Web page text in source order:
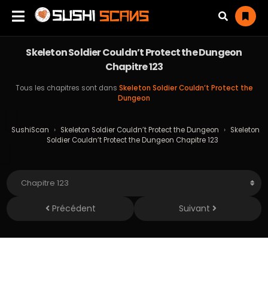
Skeleton Soldier Couldn’t Protect the Dungeon
Chapitre 123
Tous les chapitres sont dans Skeleton Soldier Couldn’t Protect the
Dungeon
SushiScan › Skeleton Soldier Couldn’t Protect the Dungeon › Skeleton
Soldier Couldn’t Protect the Dungeon Chapitre 123
Précédent Suivant